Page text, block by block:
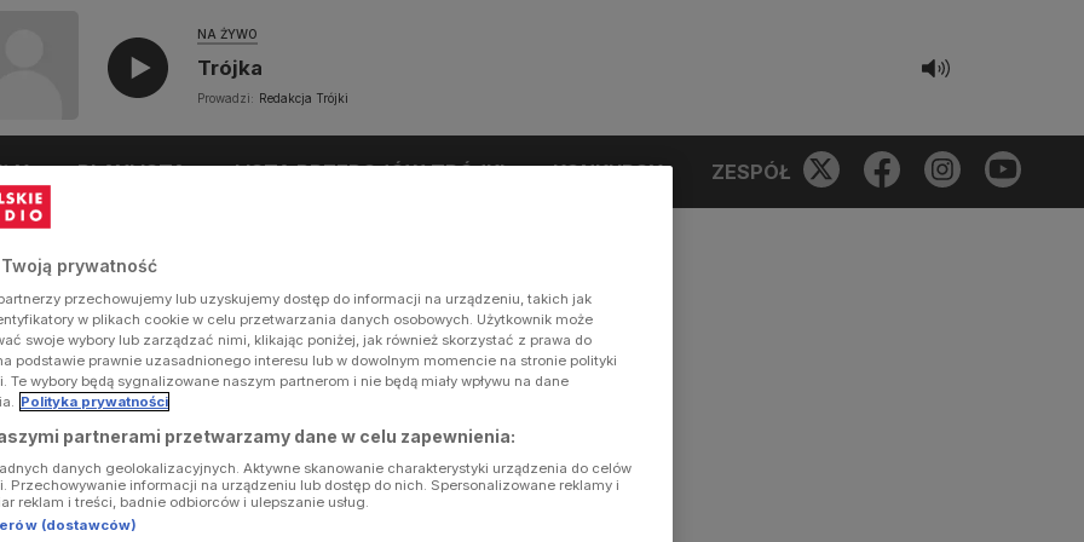
NA ŻYWO
Trójka
Prowadzi: Redakcja Trójki
PLAYLISTA LISTA PRZEBOJÓW TRÓJKI KONKURSY ZESPÓŁ
Twoją prywatność
przechowujemy lub uzyskujemy dostęp do informacji na urządzeniu, takich jak
w plikach cookie w celu przetwarzania danych osobowych. Użytkownik może
swoje wybory lub zarządzać nimi, klikając poniżej, jak również skorzystać z prawa do
podstawie prawnie uzasadnionego interesu lub w dowolnym momencie na stronie polityki
Te wybory będą sygnalizowane naszym partnerom i nie będą miały wpływu na dane
Polityka prywatności
partnerami przetwarzamy dane w celu zapewnienia:
danych geolokalizacyjnych. Aktywne skanowanie charakterystyki urządzenia do celów
Przechowywanie informacji na urządzeniu lub dostęp do nich. Spersonalizowane reklamy i
reklam i treści, badnie odbiorców i ulepszanie usług.
(dostawców)